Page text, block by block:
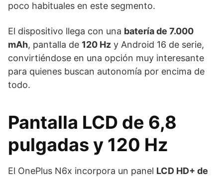
poco habituales en este segmento.
El dispositivo llega con una batería de 7.000
mAh, pantalla de 120 Hz y Android 16 de serie,
convirtiéndose en una opción muy interesante
para quienes buscan autonomía por encima de
todo.
Pantalla LCD de 6,8
pulgadas y 120 Hz
El OnePlus N6x incorpora un panel LCD HD+ de